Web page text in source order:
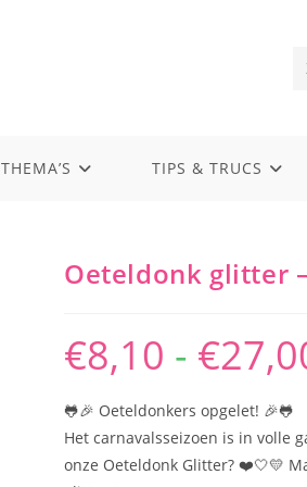
THEMA’S TIPS & TRUCS
Oeteldonk glitter
€8,10 - €
🐸🎉 Oeteldonkers opgelet! 🎉🐸
Het carnavalsseizoen is in volle
onze Oeteldonk Glitter? ❤️🤍💛